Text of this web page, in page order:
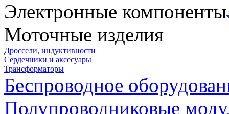
Электронные компоненты
Моточные изделия
Дроссели, индуктивности
Сердечники и аксесуары
Трансформаторы
Беспроводное
Полупроводниковые